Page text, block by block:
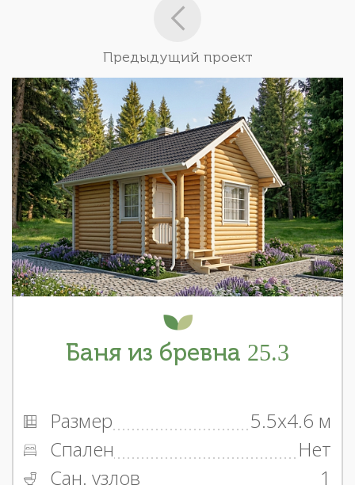
Предыдущий проект
Баня из бревна 25.3
Размер
5.5x4.6 м
Спален
Нет
Сан. узлов
1